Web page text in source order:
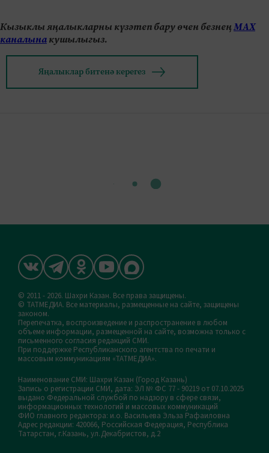
Кызыклы яңалыкларны күзәтеп бару өчен безнеңМАХ
каналынакушылыгыз.
Яңалыклар битенә керегез
© 2011 - 2026. Шахри Казан. Все права защищены.
© ТАТМЕДИА. Все материалы, размещенные на сайте, защищены
законом.
Перепечатка, воспроизведение и распространение в любом
объеме информации, размещенной на сайте, возможна только с
письменного согласия редакций СМИ.
При поддержке Республиканского агентства по печати и
массовым коммуникациям «ТАТМЕДИА».
Наименование СМИ: Шахри Казан (Город Казань)
Запись о регистрации СМИ, дата: ЭЛ № ФС 77 - 90219 от 07.10.2025
выдано Федеральной службой по надзору в сфере связи,
информационных технологий и массовых коммуникаций
ФИО главного редактора: и.о. Васильева Эльза Рафаиловна
Адрес редакции: 420066, Российская Федерация, Республика
Татарстан, г.Казань, ул.Декабристов, д.2